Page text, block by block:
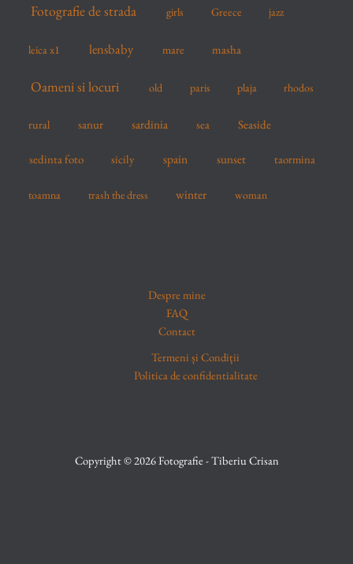
Fotografie de strada girls Greece jazz
leica x1 lensbaby mare masha
Oameni si locuri old paris plaja rhodos
rural sanur sardinia sea Seaside
sedinta foto sicily spain sunset taormina
toamna trash the dress winter woman
Despre mine
FAQ
Contact
Termeni și Condiții
Politica de confidentialitate
Copyright © 2026 Fotografie - Tiberiu Crisan